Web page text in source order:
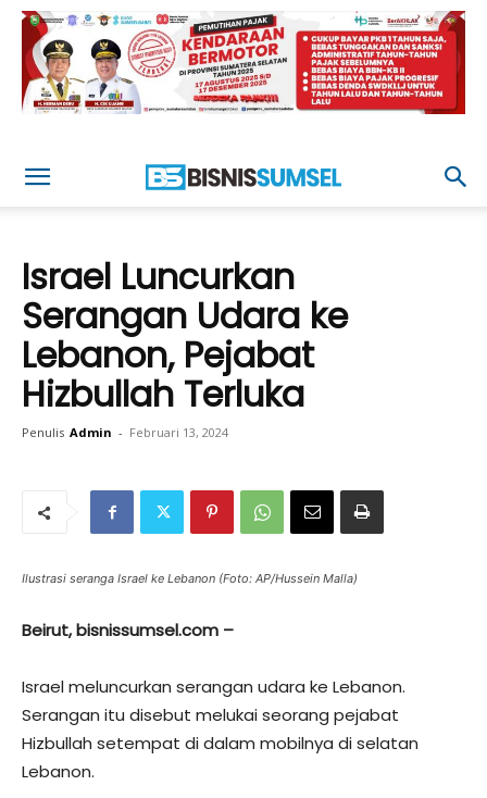
Israel Luncurkan
Serangan Udara ke
Lebanon, Pejabat
Hizbullah Terluka
Penulis Admin - Februari 13, 2024
Ilustrasi seranga Israel ke Lebanon (Foto: AP/Hussein Malla)
Beirut, bisnissumsel.com –
Israel meluncurkan serangan udara ke Lebanon.
Serangan itu disebut melukai seorang pejabat
Hizbullah setempat di dalam mobilnya di selatan
Lebanon.